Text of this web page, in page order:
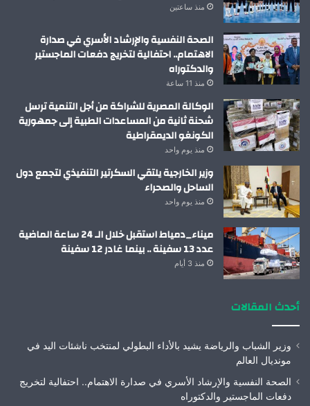
منذ ساعتين
الصحة النفسية والإرشاد الأسري في صدارة
الاهتمام.. احتفالية لتخريج دفعات الماجستير
والدكتوراه
منذ 11 ساعة
الوكالة المصرية للشراكة من أجل التنمية ترسل
شحنة ثانية من المساعدات الطبية إلى جمهورية
الكونغو الديمقراطية
منذ يوم واحد
وزير الخارجية يلتقي السكرتير التنفيذي لتجمع دول
الساحل والصحراء
منذ يوم واحد
ميناء_دمياط استقبل خلال الـ 24 ساعة الماضية
عدد 13 سفينة .. بينما غادر 12 سفينة
منذ 3 أيام
أحدث المقالات
وزير الشباب والرياضة يشيد بالأداء البطولي لمنتخب ناشئات اليد في
مونديال العالم
الصحة النفسية والإرشاد الأسري في صدارة الاهتمام.. احتفالية لتخريج
دفعات الماجستير والدكتوراه